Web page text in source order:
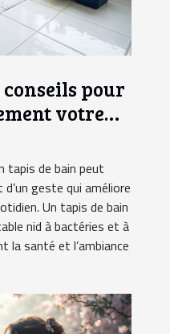
pour
votre
tapis de bain peut
geste qui améliore
Un tapis de bain
nid à bactéries et à
la santé et l’ambiance